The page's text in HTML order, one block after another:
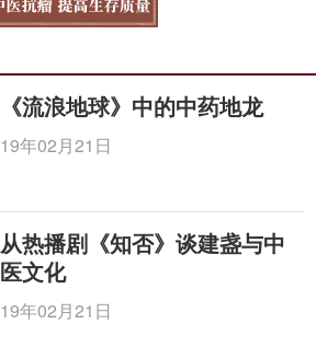
《流浪地球》中的中药地龙
19年02月21日
从热播剧《知否》谈建盏与中
医文化
19年02月21日